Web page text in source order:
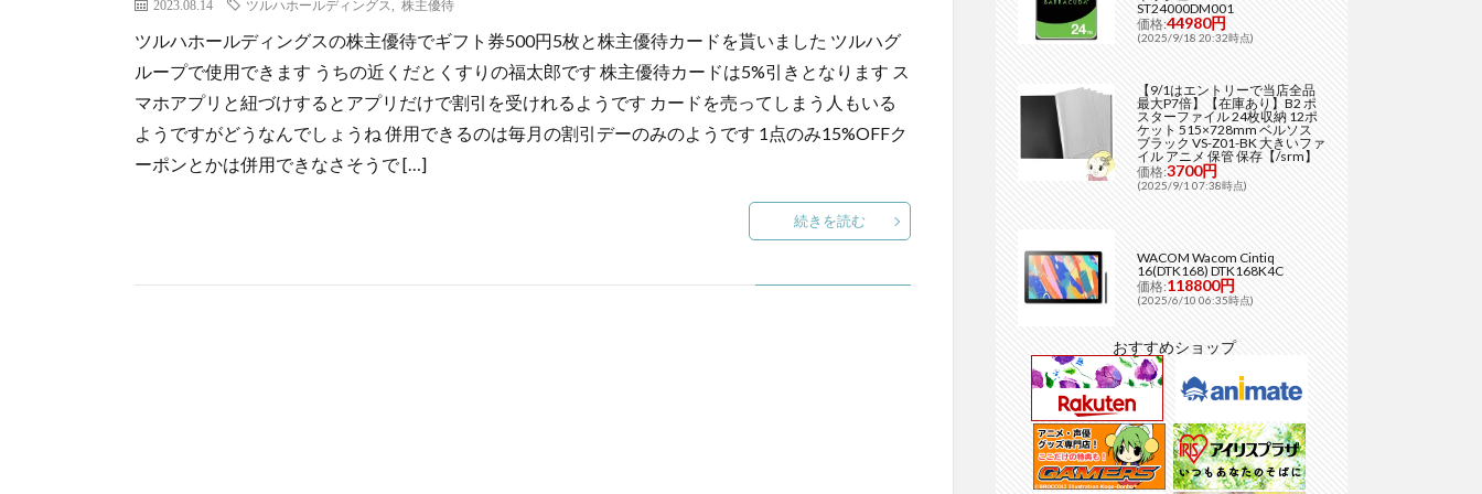
2023.08.14 ツルハホールディングス 株主優待
ツルハホールディングスの株主優待でギフト券500円5枚と株主優待カードを貰いました ツルハグ
ループで使用できます うちの近くだとくすりの福太郎です 株主優待カードは5%引きとなります ス
マホアプリと紐づけするとアプリだけで割引を受けれるようです カードを売ってしまう人もいる
ようですがどうなんでしょうね 併用できるのは毎月の割引デーのみのようです 1点のみ15%OFFク
ーポンとかは併用できなさそうで […]
続きを読む
ST24000DM001
価格:44980円
(2025/9/18 20:32時点)
【9/1はエントリーで当店全品
最大P7倍】【在庫あり】B2 ポ
スターファイル 24枚収納 12ポ
ケット 515×728mm ベルソス
ブラック VS-Z01-BK 大きいファ
イル アニメ 保管 保存【/srm】
価格:3700円
(2025/9/1 07:38時点)
WACOM Wacom Cintiq
16(DTK168) DTK168K4C
価格:118800円
(2025/6/10 06:35時点)
おすすめショップ